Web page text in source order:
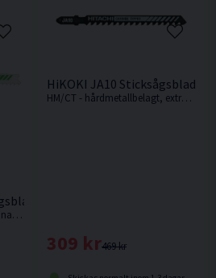
Metall 100,4x8,6mm (10-20TPI)
Av fullhärdat snabbstål. För fina, raka splitterfria, snabba, medelgrova till grova snitt i hårdare material som trä med spik, metall, aluminium och i
HiKOKI JA10 Sticksågsblad
HM/CT - hårdmetallbelagt, extra slitstarkt sågblad. För sträva material som glasfiberarmerad plast, keramik, kakel, skifferplattor och glas
469 kr
309 kr